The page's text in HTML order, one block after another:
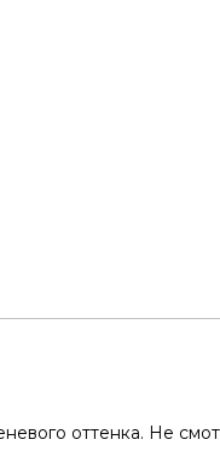
оттенка. Не